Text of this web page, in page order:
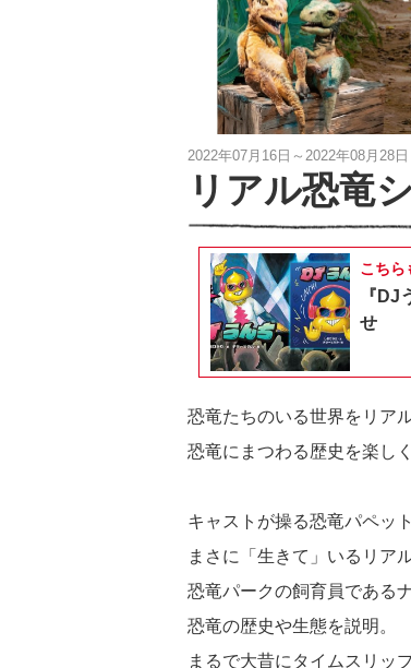
2022年07月16日～2022年08月28日
リアル恐竜
こちら
『DJ
せ
恐竜たちのいる世界をリア
恐竜にまつわる歴史を楽し
キャストが操る恐竜パペッ
まさに「生きて」いるリア
恐竜パークの飼育員である
恐竜の歴史や生態を説明。
まるで大昔にタイムスリッ